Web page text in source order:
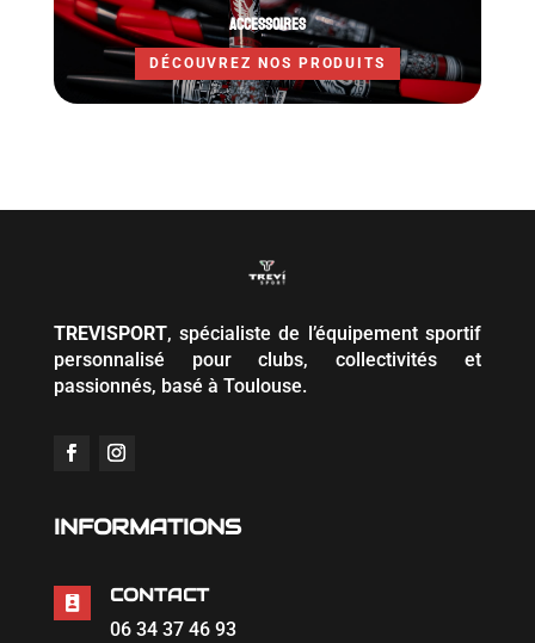
ACCESSOIRES
DÉCOUVREZ NOS PRODUITS
TREVISPORT, spécialiste de l’équipement sportif
personnalisé pour clubs, collectivités et
passionnés, basé à Toulouse.
INFORMATIONS

CONTACT
06 34 37 46 93